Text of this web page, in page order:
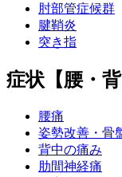
肘部管症候群
腱鞘炎
突き指
症状【腰・背
腰痛
姿勢改善・骨
背中の痛み
肋間神経痛